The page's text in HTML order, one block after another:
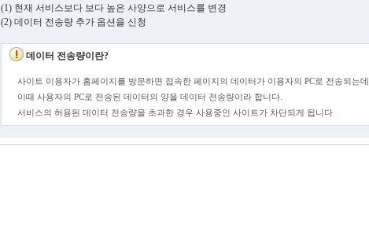
(1) 현재 서비스보다 보다 높은 사양으로 서비스를 변경
(2) 데이터 전송량 추가 옵션을 신청
데이터 전송량이란?
사이트 이용자가 홈페이지를 방문하면 접속한 페이지의 데이터가 이용자의 PC로 전송되는데,
이때 사용자의 PC로 전송된 데이터의 양을 데이터 전송량이라 합니다.
서비스의 허용된 데이터 전송량을 초과한 경우 사용중인 사이트가 차단되게 됩니다